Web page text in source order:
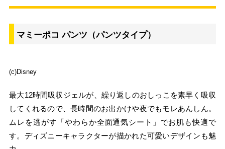
マミーポコ パンツ（パンツタイプ）
(c)Disney
最大12時間吸収ジェルが、繰り返しのおしっこを素早く吸収
してくれるので、長時間のお出かけや夜でもモレあんしん。
ムレを逃がす「やわらか全面通気シート」でお肌も快適で
す。ディズニーキャラクターが描かれた可愛いデザインも魅